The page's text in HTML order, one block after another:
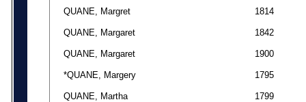
QUANE, Margret 1814
QUANE, Margaret 1842
QUANE, Margaret 1900
*QUANE, Margery 1795
QUANE, Martha 1799